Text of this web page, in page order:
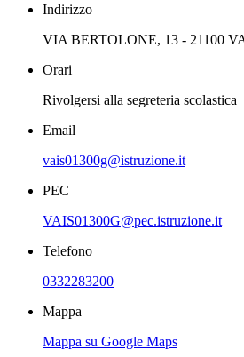
Indirizzo
VIA BERTOLONE, 13 - 21100
Orari
Rivolgersi alla segreteria scolastica
Email
vais01300g@istruzione.it
PEC
VAIS01300G@pec.istruzione.it
Telefono
0332283200
Mappa
Mappa su Google Maps